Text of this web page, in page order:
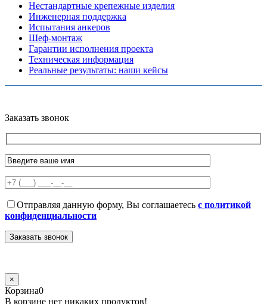
Нестандартные крепежные изделия
Инженерная поддержка
Испытания анкеров
Шеф-монтаж
Гарантии исполнения проекта
Техническая информация
Реальные результаты: наши кейсы
Заказать звонок
Отправляя данную форму, Вы соглашаетесь с политикой
конфиденциальности
×
Корзина0
В корзине нет никаких продуктов!